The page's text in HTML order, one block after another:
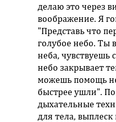
делаю это через
воображение. Я
"Представь что
голубое небо. Ты
неба, чувствуешь
небо закрывает
можешь помощь
быстрее ушли".
дыхательные
для тела,